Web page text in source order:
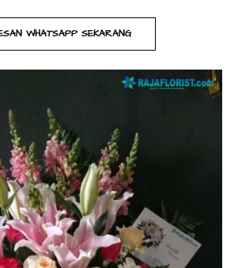
WHATSAPP SEKARANG